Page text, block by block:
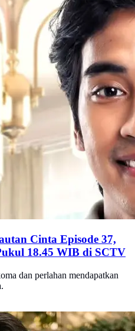
Cinta Episode 37,
18.45 WIB di SCTV
dan perlahan mendapatkan